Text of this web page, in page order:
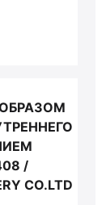
/
CO.LTD